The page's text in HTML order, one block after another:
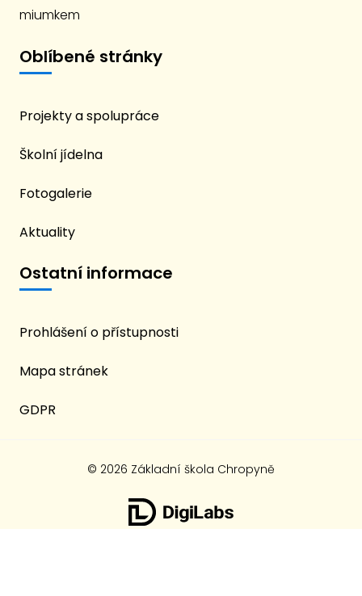
miumkem
Oblíbené stránky
Projekty a spolupráce
Školní jídelna
Fotogalerie
Aktuality
Ostatní informace
Prohlášení o přístupnosti
Mapa stránek
GDPR
© 2026 Základní škola Chropyně